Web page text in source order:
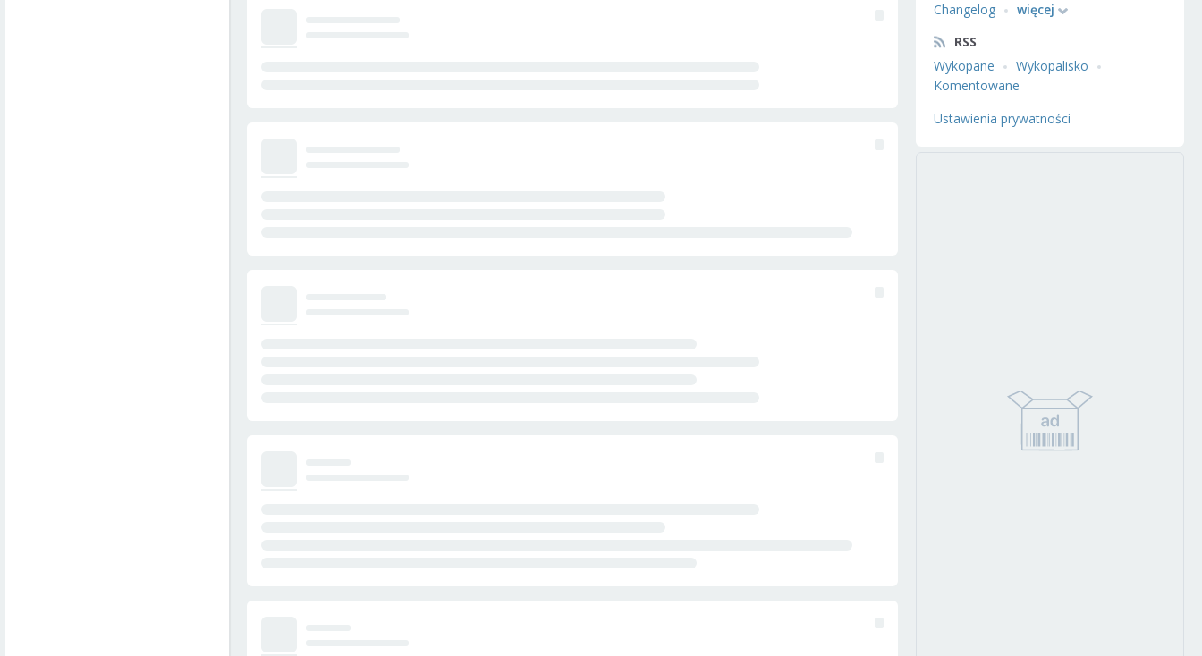
Changelog
więcej
RSS
Wykopane
Wykopalisko
Komentowane
Ustawienia prywatności